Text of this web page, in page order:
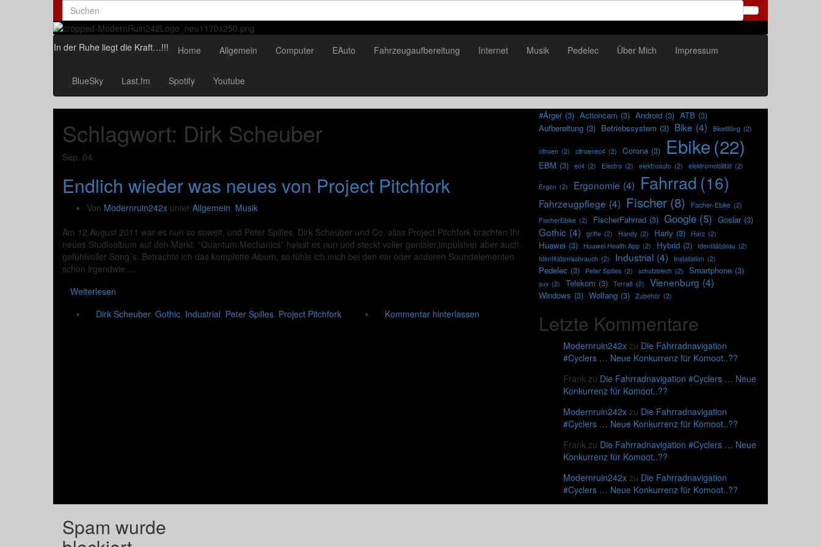
Search
for:
In der Ruhe liegt die Kraft…!!! Home Allgemein Computer EAuto Fahrzeugaufbereitung Internet Musik Pedelec Über Mich Impressum
BlueSky Last.fm Spotify Youtube
Schlagwort: Dirk Scheuber
Sep. 04
Endlich wieder was neues von Project Pitchfork
Von Modernruin242x unter Allgemein, Musik
Am 12.August 2011 war es nun so soweit, und Peter Spilles, Dirk Scheuber und Co. alias Project Pitchfork brachten Ihr
neues Studioalbum auf den Markt. “Quantum Mechanics” heisst es nun und steckt voller genialer,impulsiver aber auch
gefühlvoller Song´s. Betrachte ich das komplette Album, so fühle ich mich bei den ein oder anderen Soundelementen
schon irgendwie …
Weiterlesen
Dirk Scheuber, Gothic, Industrial, Peter Spilles, Project Pitchfork Kommentar hinterlassen
#Ärger (3) Actioncam (3) Android (3) ATB (3)
Aufbereitung (3) Betriebssystem (3) Bike (4) Bikefitting (2)
citroen (2) citroenec4 (2) Corona (3) Ebike(22)
EBM (3) ec4 (2) Electro (2) elektroauto (2) elektromobilität (2)
Ergon (2) Ergonomie (4) Fahrrad (16)
Fahrzeugpflege (4) Fischer (8) Fischer-Ebike (2)
FischerEbike (2) FischerFahrrad (3) Google (5) Goslar (3)
Gothic (4) griffe (2) Handy (2) Harly (3) Harz (2)
Huawei (3) Huawei Health App (2) Hybrid (3) Identitätsklau (2)
Identitätsmissbrauch (2) Industrial (4) Installation (2)
Pedelec (3) Peter Spilles (2) schutzblech (2) Smartphone (3)
suv (2) Telekom (3) Terra8 (2) Vienenburg (4)
Windows (3) Wolfang (3) Zubehör (2)
Letzte Kommentare
Modernruin242x zu Die Fahrradnavigation
#Cyclers … Neue Konkurrenz für Komoot..??
Frank zu Die Fahrradnavigation #Cyclers … Neue
Konkurrenz für Komoot..??
Modernruin242x zu Die Fahrradnavigation
#Cyclers … Neue Konkurrenz für Komoot..??
Frank zu Die Fahrradnavigation #Cyclers … Neue
Konkurrenz für Komoot..??
Modernruin242x zu Die Fahrradnavigation
#Cyclers … Neue Konkurrenz für Komoot..??
Spam wurde